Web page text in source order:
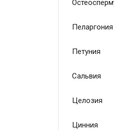
Пеларгония
Петуния
Сальвия
Целозия
Цинния